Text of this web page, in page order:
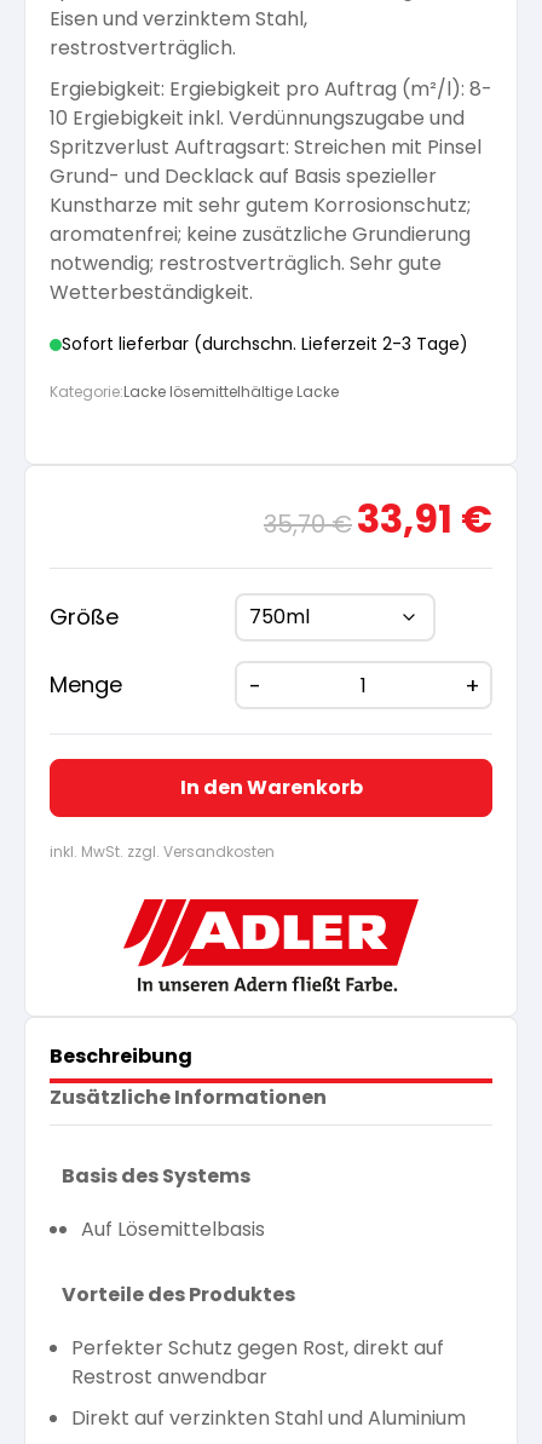
Öle für Außen
Pflege und Reinigung
Pflege
Kalkfarben
Anti Schimmelfarbe
Isolierfarben
Spezialfarben
Silikatfarben
Pflege und Reinigung
Spezialprodukte
Arbeitshandschuhe
Dichtmassen
Farbwalzen
Pinsel und Bürsten
Eisen und verzinktem Stahl,
restrostverträglich.
Ergiebigkeit: Ergiebigkeit pro Auftrag (m²/l): 8-
10 Ergiebigkeit inkl. Verdünnungszugabe und
Spritzverlust Auftragsart: Streichen mit Pinsel
Grund- und Decklack auf Basis spezieller
Kunstharze mit sehr gutem Korrosionschutz;
aromatenfrei; keine zusätzliche Grundierung
notwendig; restrostverträglich. Sehr gute
Wetterbeständigkeit.
Sofort lieferbar (durchschn. Lieferzeit 2-3 Tage)
Kategorie:Lacke lösemittelhältige Lacke
35,70€
Ursprünglicher
Preis
war:
35,70 €
33,91 €
ist:
Größe
Menge
In den Warenkorb
inkl. MwSt. zzgl. Versandkosten
Beschreibung
Zusätzliche Informationen
Basis des Systems
Auf Lösemittelbasis
Vorteile des Produktes
Perfekter Schutz gegen Rost, direkt auf
Restrost anwendbar
Direkt auf verzinkten Stahl und Aluminium